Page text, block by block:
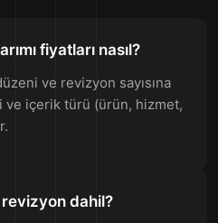
fiyatları nasıl?
ve revizyon sayısına
ve içerik türü (ürün, hizmet,
dahil?